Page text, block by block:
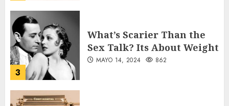
3
What’s Scarier Than the
Sex Talk? Its About Weight
MAYO 14, 2024 862